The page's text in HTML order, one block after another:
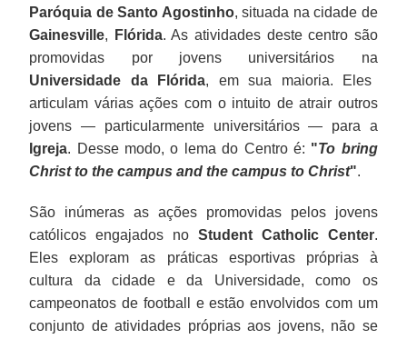
Paróquia de Santo Agostinho, situada na cidade de
Gainesville, Flórida. As atividades deste centro são
promovidas por jovens universitários na
Universidade da Flórida, em sua maioria. Eles
articulam várias ações com o intuito de atrair outros
jovens — particularmente universitários — para a
Igreja. Desse modo, o lema do Centro é: "To bring
Christ to the campus and the campus to Christ".
São inúmeras as ações promovidas pelos jovens
católicos engajados no Student Catholic Center.
Eles exploram as práticas esportivas próprias à
cultura da cidade e da Universidade, como os
campeonatos de football e estão envolvidos com um
conjunto de atividades próprias aos jovens, não se